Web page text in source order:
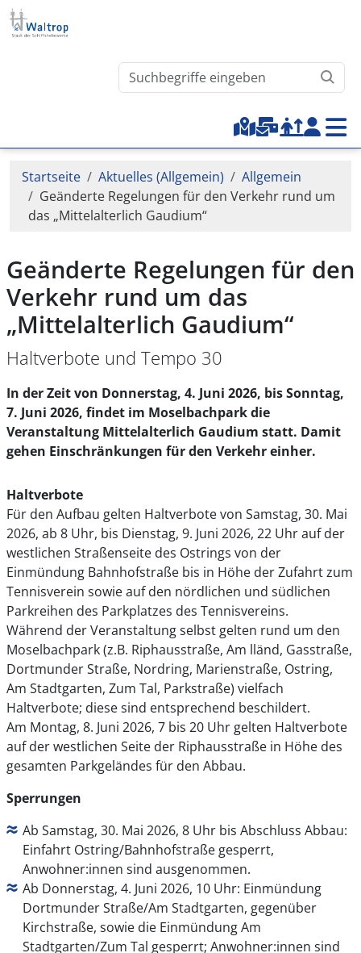
Direkt zum Inhalt
Waltrop.de durchsuchen
Top-Menu
Pfadnavigation
Startseite Aktuelles (Allgemein)
Allgemein
Geänderte Regelungen für den Verkehr rund um
das „Mittelalterlich Gaudium“
Geänderte Regelungen für den
Verkehr rund um das
„Mittelalterlich Gaudium“
Haltverbote und Tempo 30
In der Zeit von Donnerstag, 4. Juni 2026, bis Sonntag,
7. Juni 2026, findet im Moselbachpark die
Veranstaltung Mittelalterlich Gaudium statt. Damit
gehen Einschränkungen für den Verkehr einher.
Haltverbote
Für den Aufbau gelten Haltverbote von Samstag, 30. Mai
2026, ab 8 Uhr, bis Dienstag, 9. Juni 2026, 22 Uhr auf der
westlichen Straßenseite des Ostrings von der
Einmündung Bahnhofstraße bis in Höhe der Zufahrt zum
Tennisverein sowie auf den nördlichen und südlichen
Parkreihen des Parkplatzes des Tennisvereins.
Während der Veranstaltung selbst gelten rund um den
Moselbachpark (z.B. Riphausstraße, Am lländ, Gasstraße,
Dortmunder Straße, Nordring, Marienstraße, Ostring,
Am Stadtgarten, Zum Tal, Parkstraße) vielfach
Haltverbote; diese sind entsprechend beschildert.
Am Montag, 8. Juni 2026, 7 bis 20 Uhr gelten Haltverbote
auf der westlichen Seite der Riphausstraße in Höhe des
gesamten Parkgeländes für den Abbau.
Sperrungen
Ab Samstag, 30. Mai 2026, 8 Uhr bis Abschluss Abbau:
Einfahrt Ostring/Bahnhofstraße gesperrt,
Anwohner:innen sind ausgenommen.
Ab Donnerstag, 4. Juni 2026, 10 Uhr: Einmündung
Dortmunder Straße/Am Stadtgarten, gegenüber
Kirchstraße, sowie die Einmündung Am
Stadtgarten/Zum Tal gesperrt; Anwohner:innen sind